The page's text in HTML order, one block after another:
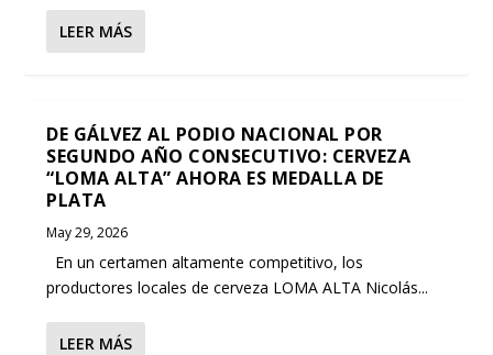
DE GÁLVEZ AL PODIO NACIONAL POR
MSC CRUCEROS Y GUIZA VIAJES
LEER MÁS
DE GÁLVEZ AL PODIO NACIONAL POR
SEGUNDO AÑO CONSECUTIVO: CERVEZA
“LOMA ALTA” AHORA ES MEDALLA DE
PLATA
May 29, 2026
En un certamen altamente competitivo, los
productores locales de cerveza LOMA ALTA Nicolás...
LEER MÁS